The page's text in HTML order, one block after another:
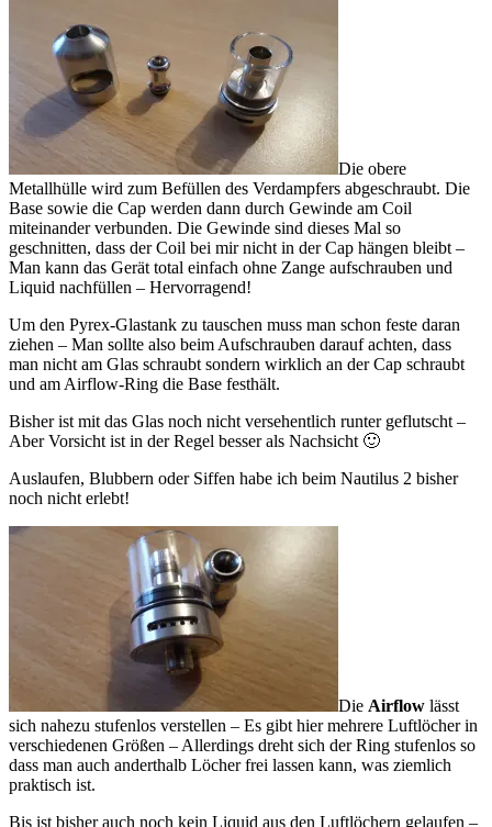
Die obere
Metallhülle wird zum Befüllen des Verdampfers abgeschraubt. Die
Base sowie die Cap werden dann durch Gewinde am Coil
miteinander verbunden. Die Gewinde sind dieses Mal so
geschnitten, dass der Coil bei mir nicht in der Cap hängen bleibt –
Man kann das Gerät total einfach ohne Zange aufschrauben und
Liquid nachfüllen – Hervorragend!
Um den Pyrex-Glastank zu tauschen muss man schon feste daran
ziehen – Man sollte also beim Aufschrauben darauf achten, dass
man nicht am Glas schraubt sondern wirklich an der Cap schraubt
und am Airflow-Ring die Base festhält.
Bisher ist mit das Glas noch nicht versehentlich runter geflutscht –
Aber Vorsicht ist in der Regel besser als Nachsicht 🙂
Auslaufen, Blubbern oder Siffen habe ich beim Nautilus 2 bisher
noch nicht erlebt!
Die Airflow lässt
sich nahezu stufenlos verstellen – Es gibt hier mehrere Luftlöcher in
verschiedenen Größen – Allerdings dreht sich der Ring stufenlos so
dass man auch anderthalb Löcher frei lassen kann, was ziemlich
praktisch ist.
Bis ist bisher auch noch kein Liquid aus den Luftlöchern gelaufen –